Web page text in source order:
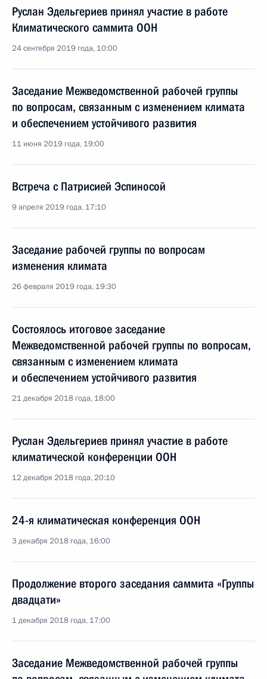
Руслан Эдельгериев принял участие в работе
Климатического саммита ООН
24 сентября 2019 года, 10:00
Заседание Межведомственной рабочей группы
по вопросам, связанным с изменением климата
и обеспечением устойчивого развития
11 июня 2019 года, 19:00
Встреча с Патрисией Эспиносой
9 апреля 2019 года, 17:10
Заседание рабочей группы по вопросам
изменения климата
26 февраля 2019 года, 19:30
Состоялось итоговое заседание
Межведомственной рабочей группы по вопросам,
связанным с изменением климата
и обеспечением устойчивого развития
21 декабря 2018 года, 18:00
Руслан Эдельгериев принял участие в работе
климатической конференции ООН
12 декабря 2018 года, 20:10
24-я климатическая конференция ООН
3 декабря 2018 года, 16:00
Продолжение второго заседания саммита «Группы
двадцати»
1 декабря 2018 года, 17:00
Заседание Межведомственной рабочей группы